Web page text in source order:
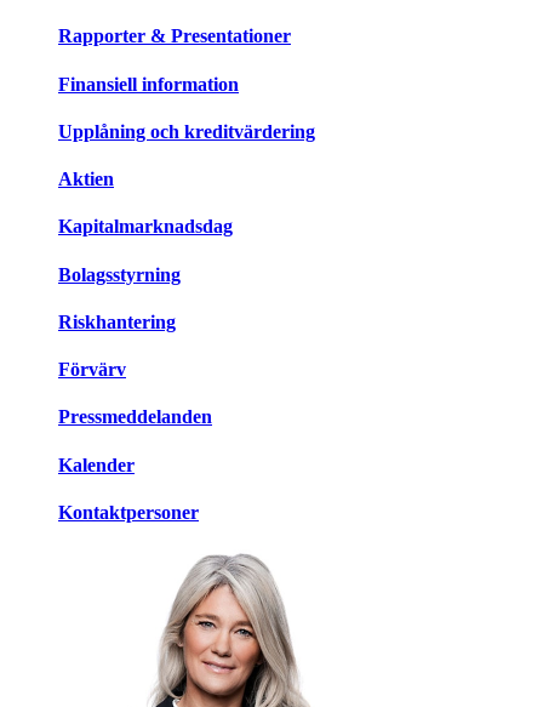
Rapporter & Presentationer
Finansiell information
Upplåning och kreditvärdering
Aktien
Kapitalmarknadsdag
Bolagsstyrning
Riskhantering
Förvärv
Pressmeddelanden
Kalender
Kontaktpersoner